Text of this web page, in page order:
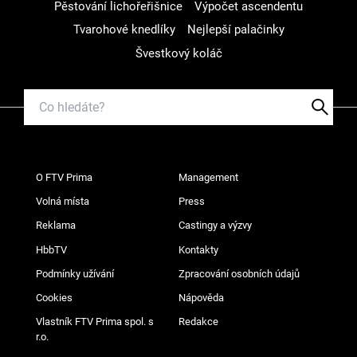
Pěstování lichořeřišnice
Výpočet ascendentu
Tvarohové knedlíky
Nejlepší palačinky
Švestkový koláč
O FTV Prima Management
Volná místa Press
Reklama Castingy a výzvy
HbbTV Kontakty
Podmínky užívání Zpracování osobních údajů
Cookies Nápověda
Vlastník FTV Prima spol. s
r.o.
Redakce